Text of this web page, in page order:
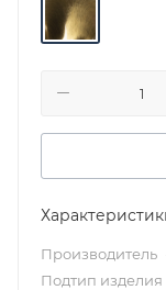
Производитель
Подтип изделия